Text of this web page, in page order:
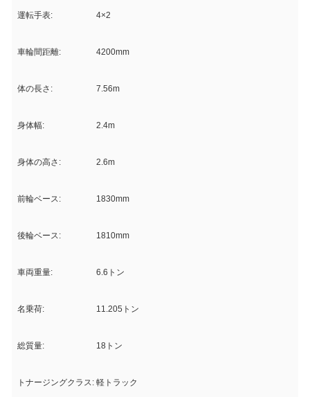
運転手表: 4×2
車輪間距離: 4200mm
体の長さ: 7.56m
身体幅: 2.4m
身体の高さ: 2.6m
前輪ベース: 1830mm
後輪ベース: 1810mm
車両重量: 6.6トン
名乗荷: 11.205トン
総質量: 18トン
トナージングクラス: 軽トラック